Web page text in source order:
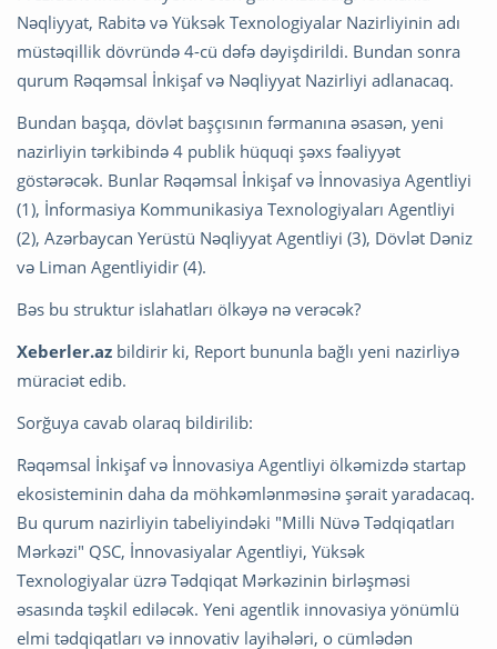
Nəqliyyat, Rabitə və Yüksək Texnologiyalar Nazirliyinin adı
müstəqillik dövründə 4-cü dəfə dəyişdirildi. Bundan sonra
qurum Rəqəmsal İnkişaf və Nəqliyyat Nazirliyi adlanacaq.
Bundan başqa, dövlət başçısının fərmanına əsasən, yeni
nazirliyin tərkibində 4 publik hüquqi şəxs fəaliyyət
göstərəcək. Bunlar Rəqəmsal İnkişaf və İnnovasiya Agentliyi
(1), İnformasiya Kommunikasiya Texnologiyaları Agentliyi
(2), Azərbaycan Yerüstü Nəqliyyat Agentliyi (3), Dövlət Dəniz
və Liman Agentliyidir (4).
Bəs bu struktur islahatları ölkəyə nə verəcək?
Xeberler.az bildirir ki, Report bununla bağlı yeni nazirliyə
müraciət edib.
Sorğuya cavab olaraq bildirilib:
Rəqəmsal İnkişaf və İnnovasiya Agentliyi ölkəmizdə startap
ekosisteminin daha da möhkəmlənməsinə şərait yaradacaq.
Bu qurum nazirliyin tabeliyindəki "Milli Nüvə Tədqiqatları
Mərkəzi" QSC, İnnovasiyalar Agentliyi, Yüksək
Texnologiyalar üzrə Tədqiqat Mərkəzinin birləşməsi
əsasında təşkil ediləcək. Yeni agentlik innovasiya yönümlü
elmi tədqiqatları və innovativ layihələri, o cümlədən